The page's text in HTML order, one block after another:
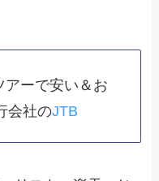
アーで安い＆お
会社のJTB